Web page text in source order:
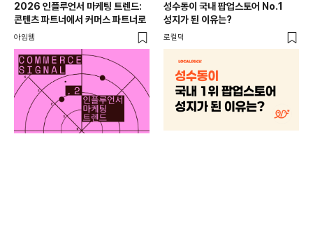
2026 인플루언서 마케팅 트렌드:
콘텐츠 파트너에서 커머스 파트너로
아임웹
성수동이 국내 팝업스토어 No.1
성지가 된 이유는?
로컬덕